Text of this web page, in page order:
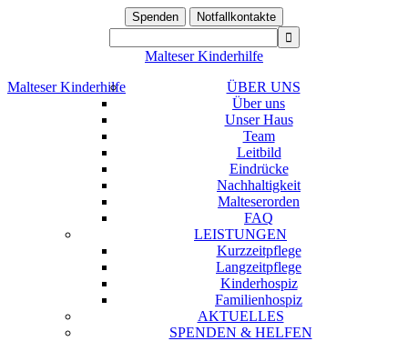
Spenden Notfallkontakte
Malteser Kinderhilfe
Malteser Kinderhilfe
ÜBER UNS
Über uns
Unser Haus
Team
Leitbild
Eindrücke
Nachhaltigkeit
Malteserorden
FAQ
LEISTUNGEN
Kurzzeitpflege
Langzeitpflege
Kinderhospiz
Familienhospiz
AKTUELLES
SPENDEN & HELFEN